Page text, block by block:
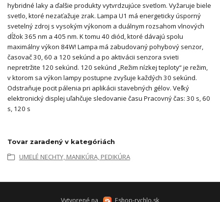
hybridné laky a ďalšie produkty vytvrdzujúce svetlom. Vyžaruje biele
svetlo, ktoré nezaťažuje zrak. Lampa U1 má energeticky úsporný
svetelný zdroj s vysokým výkonom a duálnym rozsahom vlnových
dĺžok 365 nm a 405 nm. K tomu 40 diód, ktoré dávajú spolu
maximálny výkon 84W! Lampa má zabudovaný pohybový senzor,
časovač 30, 60 a 120 sekúnd a po aktivácii senzora svieti
nepretržite 120 sekúnd. 120 sekúnd „Režim nízkej teploty“ je režim,
v ktorom sa výkon lampy postupne zvyšuje každých 30 sekúnd.
Odstraňuje pocit pálenia pri aplikácii stavebných gélov. Veľký
elektronický displej uľahčuje sledovanie času Pracovný čas: 30 s, 60
s, 120 s
Tovar zaradený v kategóriách
UMELÉ NECHTY, MANIKÚRA, PEDIKÚRA